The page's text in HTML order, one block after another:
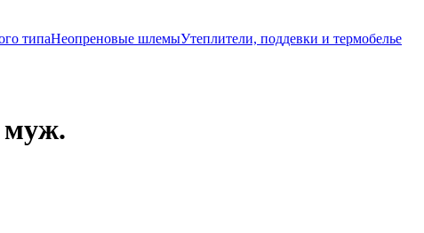
типаНеопреновые шлемыУтеплители, поддевки и термобелье
муж.